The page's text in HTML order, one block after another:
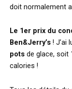
doit normalement
Le 1er prix du
Ben&Jerry’s ! J’ai
pots de glace, soit
calories !